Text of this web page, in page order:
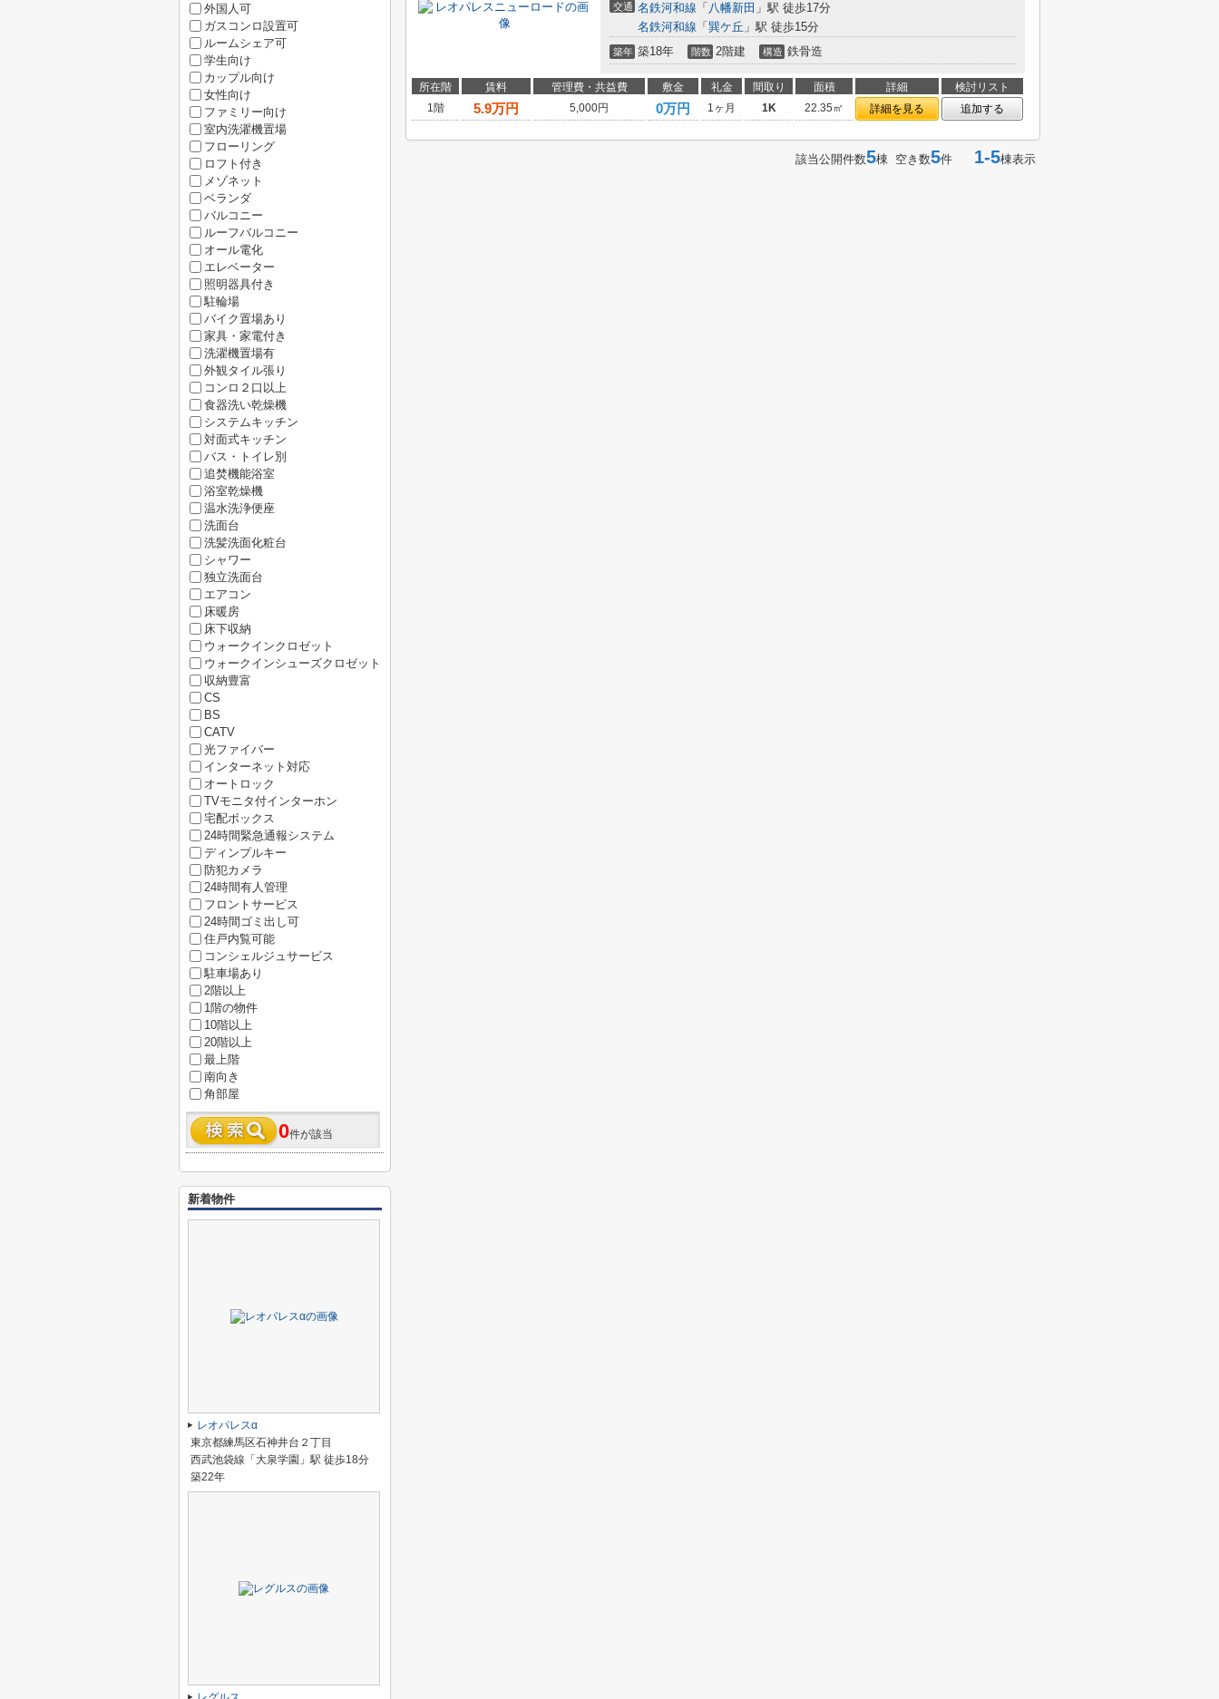
交通 名鉄河和線 「 八幡新田 」駅 徒歩17分
名鉄河和線 「 巽ケ丘 」駅 徒歩15分
築年 築18年 階数 2階建 構造 鉄骨造
所在階 賃料 管理費・共益費 敷金 礼金 間取り 面積 詳細
検討リスト
1階
5.9万円 5,000円 0万円 1ヶ月 1K 22.35㎡ 詳細を見る 追加する
該当公開件数5棟 空き数5件 1-5棟表示
外国人可
ガスコンロ設置可
ルームシェア可
学生向け
カップル向け
女性向け
ファミリー向け
室内洗濯機置場
フローリング
ロフト付き
メゾネット
ベランダ
バルコニー
ルーフバルコニー
オール電化
エレベーター
照明器具付き
駐輪場
バイク置場あり
家具・家電付き
洗濯機置場有
外観タイル張り
コンロ２口以上
食器洗い乾燥機
システムキッチン
対面式キッチン
バス・トイレ別
追焚機能浴室
浴室乾燥機
温水洗浄便座
洗面台
洗髪洗面化粧台
シャワー
独立洗面台
エアコン
床暖房
床下収納
ウォークインクロゼット
ウォークインシューズクロゼット
収納豊富
CS
BS
CATV
光ファイバー
インターネット対応
オートロック
TVモニタ付インターホン
宅配ボックス
24時間緊急通報システム
ディンプルキー
防犯カメラ
24時間有人管理
フロントサービス
24時間ゴミ出し可
住戸内覧可能
コンシェルジュサービス
駐車場あり
2階以上
1階の物件
10階以上
20階以上
最上階
南向き
角部屋
0件が該当
新着物件
レオパレスα
東京都練馬区石神井台２丁目
西武池袋線「大泉学園」駅 徒歩18分
築22年